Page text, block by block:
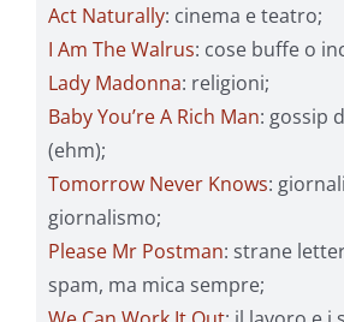
Act Naturally: cinema e teatro;
I Am The Walrus: cose buffe o
Lady Madonna: religioni;
Baby You’re A Rich Man: gossip
(ehm);
Tomorrow Never Knows:
giornalismo;
Please Mr Postman: strane
spam, ma mica sempre;